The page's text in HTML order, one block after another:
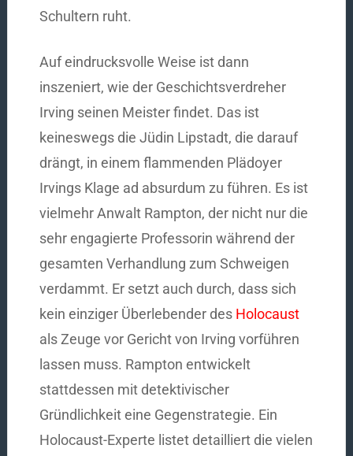
Schultern ruht.
Auf eindrucksvolle Weise ist dann
inszeniert, wie der Geschichtsverdreher
Irving seinen Meister findet. Das ist
keineswegs die Jüdin Lipstadt, die darauf
drängt, in einem flammenden Plädoyer
Irvings Klage ad absurdum zu führen. Es ist
vielmehr Anwalt Rampton, der nicht nur die
sehr engagierte Professorin während der
gesamten Verhandlung zum Schweigen
verdammt. Er setzt auch durch, dass sich
kein einziger Überlebender des Holocaust
als Zeuge vor Gericht von Irving vorführen
lassen muss. Rampton entwickelt
stattdessen mit detektivischer
Gründlichkeit eine Gegenstrategie. Ein
Holocaust-Experte listet detailliert die vielen